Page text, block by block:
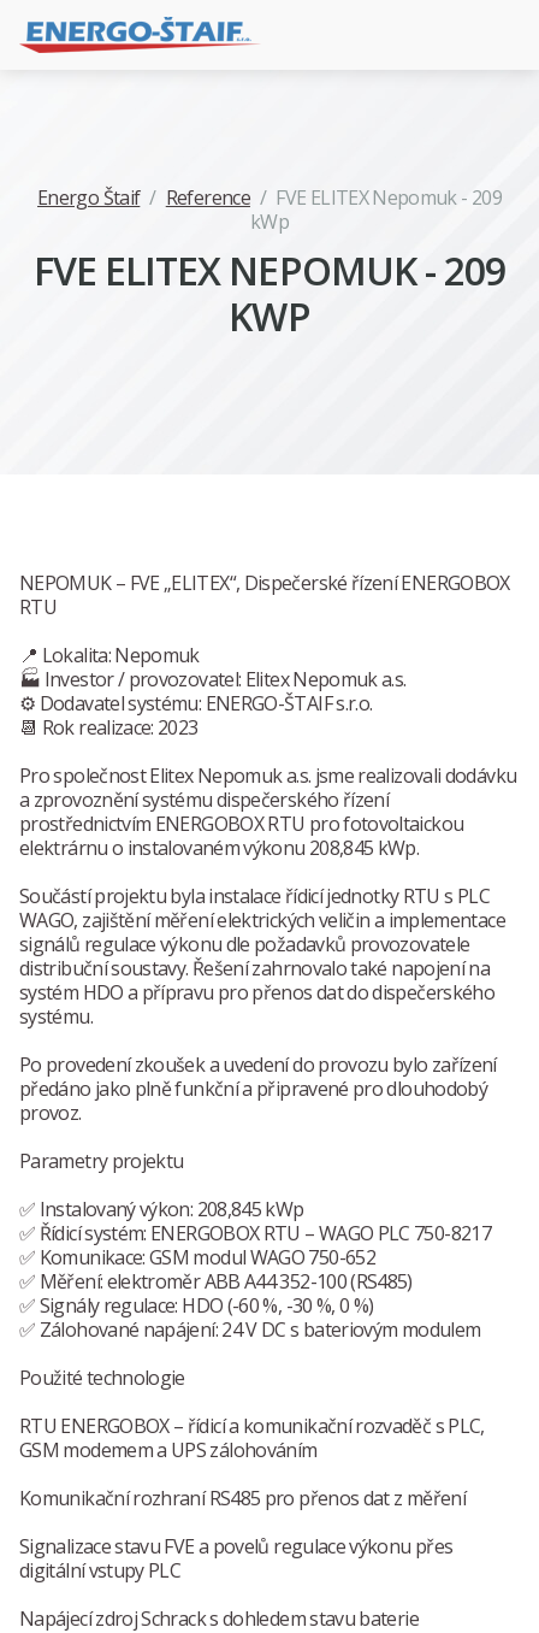
Energo Štaif / Reference / FVE ELITEX Nepomuk - 209
kWp
FVE ELITEX NEPOMUK - 209
KWP
NEPOMUK – FVE „ELITEX“, Dispečerské řízení ENERGOBOX
RTU
📍 Lokalita: Nepomuk
🏭 Investor / provozovatel: Elitex Nepomuk a.s.
⚙️ Dodavatel systému: ENERGO-ŠTAIF s.r.o.
📆 Rok realizace: 2023
Pro společnost Elitex Nepomuk a.s. jsme realizovali dodávku
a zprovoznění systému dispečerského řízení
prostřednictvím ENERGOBOX RTU pro fotovoltaickou
elektrárnu o instalovaném výkonu 208,845 kWp.
Součástí projektu byla instalace řídicí jednotky RTU s PLC
WAGO, zajištění měření elektrických veličin a implementace
signálů regulace výkonu dle požadavků provozovatele
distribuční soustavy. Řešení zahrnovalo také napojení na
systém HDO a přípravu pro přenos dat do dispečerského
systému.
Po provedení zkoušek a uvedení do provozu bylo zařízení
předáno jako plně funkční a připravené pro dlouhodobý
provoz.
Parametry projektu
✅ Instalovaný výkon: 208,845 kWp
✅ Řídicí systém: ENERGOBOX RTU – WAGO PLC 750-8217
✅ Komunikace: GSM modul WAGO 750-652
✅ Měření: elektroměr ABB A44 352-100 (RS485)
✅ Signály regulace: HDO (-60 %, -30 %, 0 %)
✅ Zálohované napájení: 24 V DC s bateriovým modulem
Použité technologie
RTU ENERGOBOX – řídicí a komunikační rozvaděč s PLC,
GSM modemem a UPS zálohováním
Komunikační rozhraní RS485 pro přenos dat z měření
Signalizace stavu FVE a povelů regulace výkonu přes
digitální vstupy PLC
Napájecí zdroj Schrack s dohledem stavu baterie